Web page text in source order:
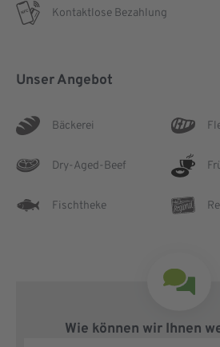
Kontaktlose Bezahlung
Unser Angebot
Bäckerei
Dry-Aged-Beef
Fischtheke
Wie können wir Ihnen